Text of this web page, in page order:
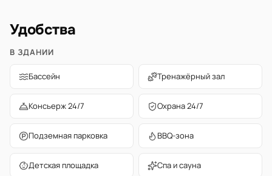
Удобства
В ЗДАНИИ
Бассейн Тренажёрный зал
Консьерж 24/7 Охрана 24/7
Подземная парковка BBQ-зона
Детская площадка Спа и сауна